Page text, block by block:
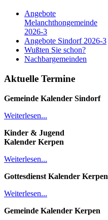
Angebote
Melanchthongemeinde
2026-3
Angebote Sindorf 2026-3
Wußten Sie schon?
Nachbargemeinden
Aktuelle Termine
Gemeinde Kalender Sindorf
Weiterlesen...
Kinder & Jugend
Kalender Kerpen
Weiterlesen...
Gottesdienst Kalender Kerpen
Weiterlesen...
Gemeinde Kalender Kerpen